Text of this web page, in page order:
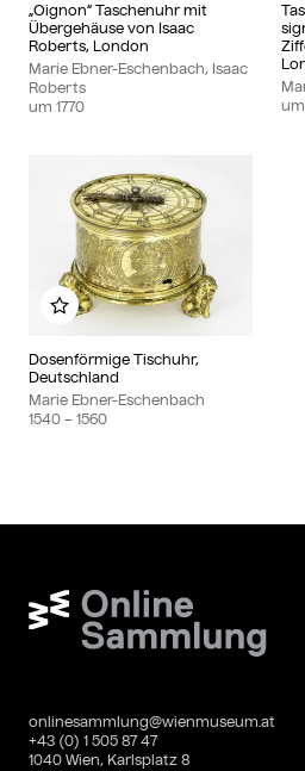
„Oignon“ Taschenuhr mit
Übergehäuse von Isaac
Roberts, London
Marie Ebner-Eschenbach, Isaac
Roberts
um 1770
um
Dosenförmige Tischuhr,
Deutschland
Marie Ebner-Eschenbach
1540 – 1560
Zu meinem Album
Wien Museum Online
onlinesammlung@wienmuseum.at
+43 (0) 1 505 87 47
1040 Wien, Karlsplatz 8